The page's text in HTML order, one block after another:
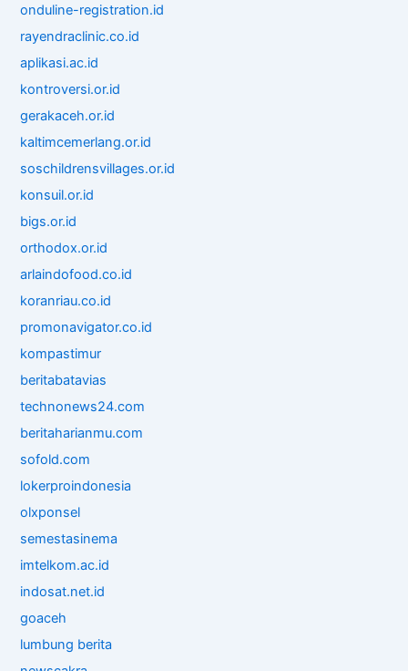
onduline-registration.id
rayendraclinic.co.id
aplikasi.ac.id
kontroversi.or.id
gerakaceh.or.id
kaltimcemerlang.or.id
soschildrensvillages.or.id
konsuil.or.id
bigs.or.id
orthodox.or.id
arlaindofood.co.id
koranriau.co.id
promonavigator.co.id
kompastimur
beritabatavias
technonews24.com
beritaharianmu.com
sofold.com
lokerproindonesia
olxponsel
semestasinema
imtelkom.ac.id
indosat.net.id
goaceh
lumbung berita